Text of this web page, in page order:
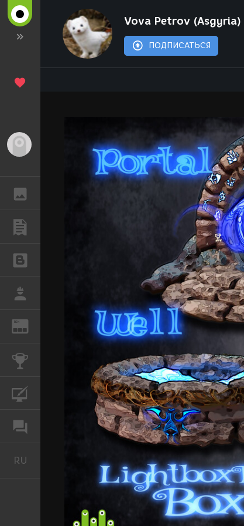
REN
RU
Vova Petrov (Asgyria)
ПОДПИСАТЬСЯ